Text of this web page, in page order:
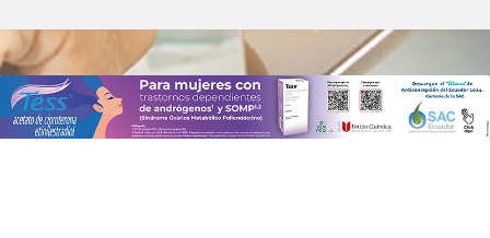
MANUAL DE USUARIO
POLÍTICA DE PRIVACIDAD
POLÍTICA DE COOKIES